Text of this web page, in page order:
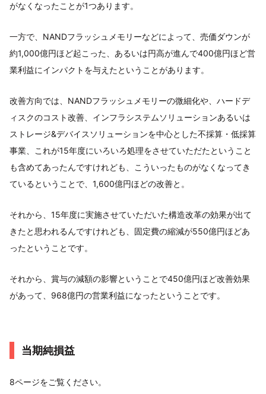
がなくなったことが1つあります。
一方で、NANDフラッシュメモリーなどによって、売価ダウンが
約1,000億円ほど起こった、あるいは円高が進んで400億円ほど営
業利益にインパクトを与えたということがあります。
改善方向では、NANDフラッシュメモリーの微細化や、ハードデ
ィスクのコスト改善、インフラシステムソリューションあるいは
ストレージ&デバイスソリューションを中心とした不採算・低採算
事業、これが15年度にいろいろ処理をさせていただたということ
も含めてあったんですけれども、こういったものがなくなってき
ているということで、1,600億円ほどの改善と。
それから、15年度に実施させていただいた構造改革の効果が出て
きたと思われるんですけれども、固定費の縮減が550億円ほどあ
ったということです。
それから、賞与の減額の影響ということで450億円ほど改善効果
があって、968億円の営業利益になったということです。
当期純損益
8ページをご覧ください。